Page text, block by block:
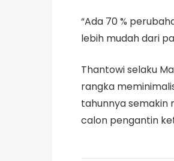
“Ada 70 %
lebih mudah dari
Thantowi selaku
rangka
tahunnya semakin
calon pengantin